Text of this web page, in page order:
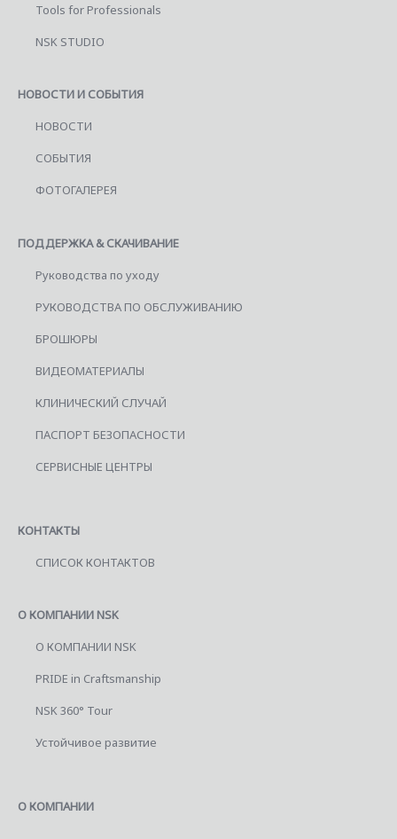
Tools for Professionals
NSK STUDIO
НОВОСТИ И СОБЫТИЯ
НОВОСТИ
СОБЫТИЯ
ФОТОГАЛЕРЕЯ
ПОДДЕРЖКА & СКАЧИВАНИЕ
Руководства по уходу
РУКОВОДСТВА ПО ОБСЛУЖИВАНИЮ
БРОШЮРЫ
ВИДЕОМАТЕРИАЛЫ
КЛИНИЧЕСКИЙ СЛУЧАЙ
ПАСПОРТ БЕЗОПАСНОСТИ
СЕРВИСНЫЕ ЦЕНТРЫ
КОНТАКТЫ
СПИСОК КОНТАКТОВ
О КОМПАНИИ NSK
О КОМПАНИИ NSK
PRIDE in Craftsmanship
NSK 360° Tour
Устойчивое развитие
О КОМПАНИИ